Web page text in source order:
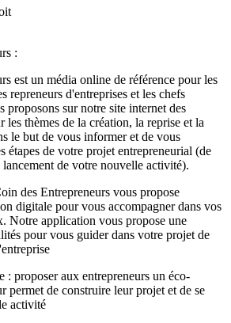
:
est un média online de référence pour les
repreneurs d'entreprises et les chefs
proposons sur notre site internet des
les thèmes de la création, la reprise et la
le but de vous informer et de vous
étapes de votre projet entrepreneurial (de
de votre nouvelle activité).
des Entrepreneurs vous propose
digitale pour vous accompagner dans vos
Notre application vous propose une
pour vous guider dans votre projet de
: proposer aux entrepreneurs un éco-
permet de construire leur projet et de se
activité